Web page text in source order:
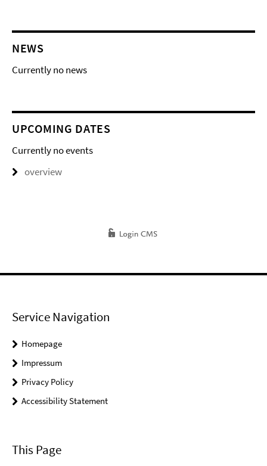
NEWS
Currently no news
UPCOMING DATES
Currently no events
overview
Service Navigation
Homepage
Impressum
Privacy Policy
Accessibility Statement
This Page